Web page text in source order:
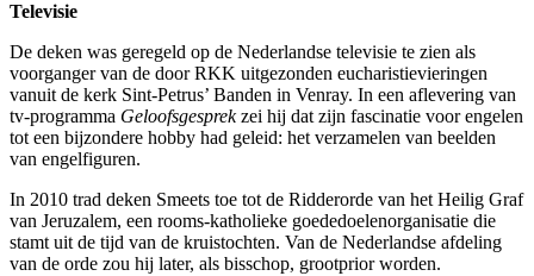
Televisie
De deken was geregeld op de Nederlandse televisie te zien als
voorganger van de door RKK uitgezonden eucharistievieringen
vanuit de kerk Sint-Petrus’ Banden in Venray. In een aflevering van
tv-programma Geloofsgesprekzei hij dat zijn fascinatie voor engelen
tot een bijzondere hobby had geleid: het verzamelen van beelden
van engelfiguren.
In 2010 trad deken Smeets toe tot de Ridderorde van het Heilig Graf
van Jeruzalem, een rooms-katholieke goededoelenorganisatie die
stamt uit de tijd van de kruistochten. Van de Nederlandse afdeling
van de orde zou hij later, als bisschop, grootprior worden.